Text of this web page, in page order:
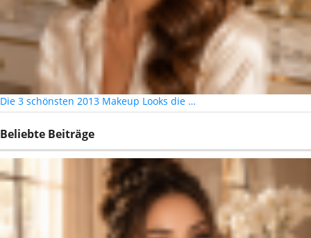
Die 3 schönsten 2013 Makeup Looks die …
Beliebte Beiträge